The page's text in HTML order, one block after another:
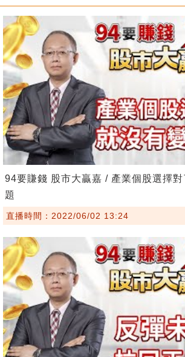
94要賺錢 股市大贏嘉 / 產業個股選擇對
題
直播時間：2022/06/02 13:24